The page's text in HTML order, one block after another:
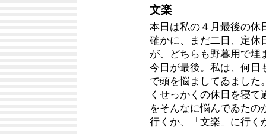
文楽
本日は私の４月最後の休
確かに、まだ二日、定休
が、どちらも野暮用で埋
今日が最後。私は、何日
で頭を悩ましてゐました
くせっかくの休日を寝
をそんなに悩んでゐたの
行くか、「文楽」に行く